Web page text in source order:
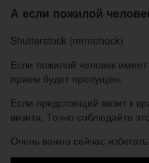
А если пожилой
Shutterstock (mrmohock)
Если пожилой человек
прием будет пропущен.
Если предстоящий визит к
визита. Точно соблюдайте
Очень важно сейчас